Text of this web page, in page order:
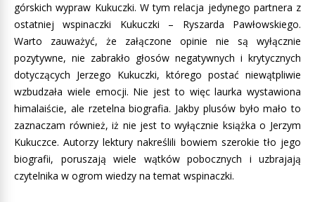
górskich wypraw Kukuczki. W tym relacja jedynego partnera z
ostatniej wspinaczki Kukuczki – Ryszarda Pawłowskiego.
Warto zauważyć, że załączone opinie nie są wyłącznie
pozytywne, nie zabrakło głosów negatywnych i krytycznych
dotyczących Jerzego Kukuczki, którego postać niewątpliwie
wzbudzała wiele emocji. Nie jest to więc laurka wystawiona
himalaiście, ale rzetelna biografia. Jakby plusów było mało to
zaznaczam również, iż nie jest to wyłącznie książka o Jerzym
Kukuczce. Autorzy lektury nakreślili bowiem szerokie tło jego
biografii, poruszają wiele wątków pobocznych i uzbrajają
czytelnika w ogrom wiedzy na temat wspinaczki.